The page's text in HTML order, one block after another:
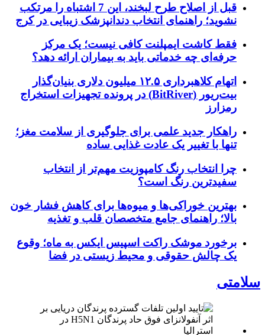
قبل از اصلاح طرح لبخند، این 7 اشتباه را مرتکب
نشوید؛ راهنمای انتخاب دندانپزشک زیبایی در کرج
فقط کاشت ایمپلنت کافی نیست؛ یک مرکز
حرفه‌ای چه خدماتی باید به بیماران ارائه دهد؟
اتهام کلاهبرداری ۱۲.۵ میلیون دلاری بنیان‌گذار
بیت‌ریور (BitRiver) در پرونده تجهیزات استخراج
رمزارز
راهکار جدید علمی برای جلوگیری از سلامت مغز؛
تنها با تغییر یک عادت غذایی ساده
چرا انتخاب رنگ کامپوزیت مهم‌تر از انتخاب
سفیدترین رنگ است؟
بهترین خوراکی‌ها و میوه‌ها برای کاهش فشار خون
بالا؛ راهنمای جامع متخصصان قلب و تغذیه
برخورد موشک راکت اسپیس ایکس به ماه؛ وقوع
یک چالش حقوقی و محیط زیستی در فضا
سلامتی